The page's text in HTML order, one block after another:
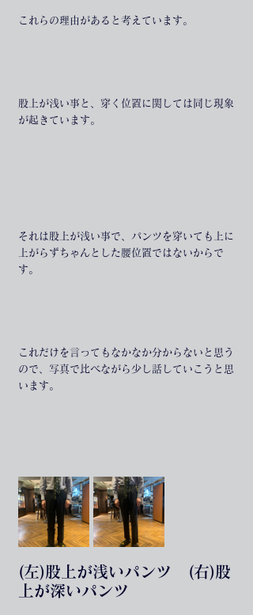
これらの理由があると考えています。
股上が浅い事と、穿く位置に関しては同じ現象
が起きています。
それは股上が浅い事で、パンツを穿いても上に
上がらずちゃんとした腰位置ではないからで
す。
これだけを言ってもなかなか分からないと思う
ので、写真で比べながら少し話していこうと思
います。
(左)股上が浅いパンツ   (右)股
上が深いパンツ